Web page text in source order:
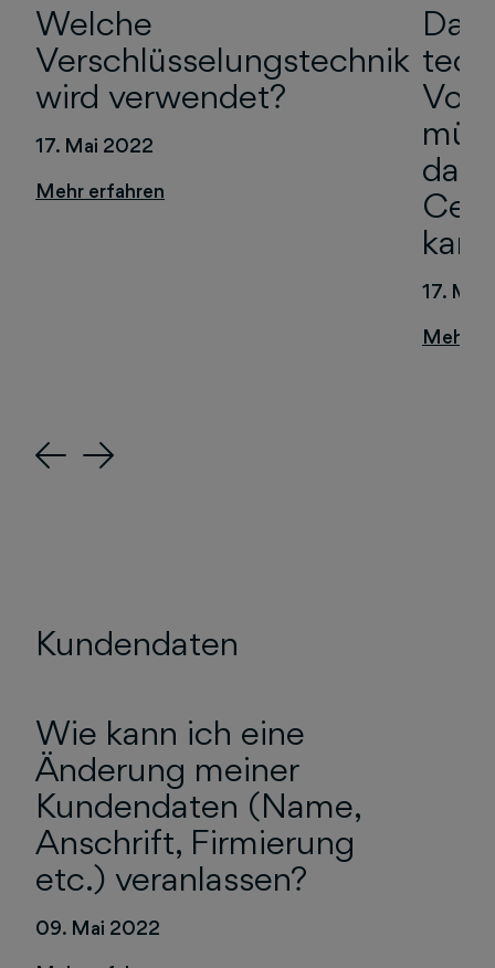
Welche
Verschlüsselungstechnik
wird verwendet?
17. Mai 2022
17. Mai
Previous
Next
Kundendaten
Wie kann ich eine
Änderung meiner
Kundendaten (Name,
Anschrift, Firmierung
etc.) veranlassen?
09. Mai 2022